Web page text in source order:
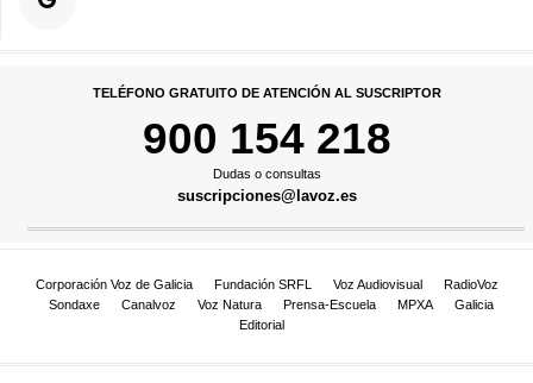
TELÉFONO GRATUITO DE ATENCIÓN AL SUSCRIPTOR
900 154 218
Dudas o consultas
suscripciones@lavoz.es
Corporación Voz de Galicia Fundación SRFL Voz Audiovisual
RadioVoz
Sondaxe
Canalvoz Voz Natura Prensa-Escuela MPXA
Galicia
Editorial